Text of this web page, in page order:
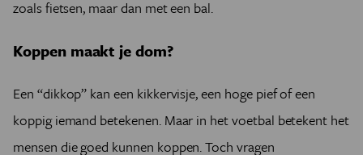
zoals fietsen, maar dan met een bal.
Koppen maakt je dom?
Een “dikkop” kan een kikkervisje, een hoge pief of een
koppig iemand betekenen. Maar in het voetbal betekent het
mensen die goed kunnen koppen. Toch vragen